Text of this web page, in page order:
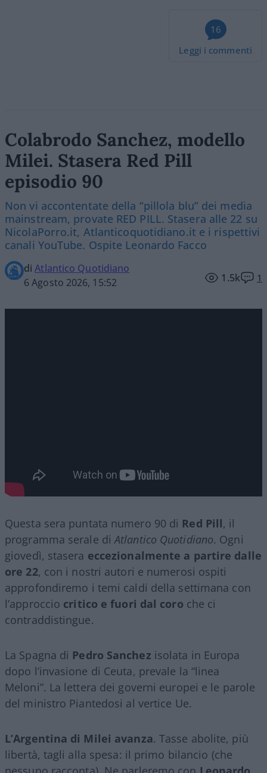
16
Leggi i commenti
Colabrodo Sanchez, modello
Milei. Stasera Red Pill
episodio 90
Non vi accontentate della “pillola blu” dei media
mainstream, provate RED PILL. Stasera alle 22 su
NicolaPorro.it, Atlanticoquotidiano.it e i rispettivi
canali YouTube. Ospite Leonardo Facco
diAtlantico Quotidiano
6 Agosto 2026, 15:52
1.5k 1
Questa sera puntata numero 90 di Red Pill, il
programma serale diAtlantico Quotidiano. Ogni
giovedì, stasera eccezionalmente a partire dalle
ore 22, con i nostri autori e numerosi ospiti
approfondiremo i temi caldi della settimana con
l’approccio critico e fuori dal coro che ci
contraddistingue.
La Spagna di Pedro Sanchez isolata in Europa
dopo l’invasione di Ceuta, prevale la “linea
Meloni”. La lettera dei governi europei e le parole
del ministro Piantedosi al vertice Ue.
L’Argentina di Milei avanza. Tasse abolite, più
libertà, tagli alla spesa: il primo bilancio (che